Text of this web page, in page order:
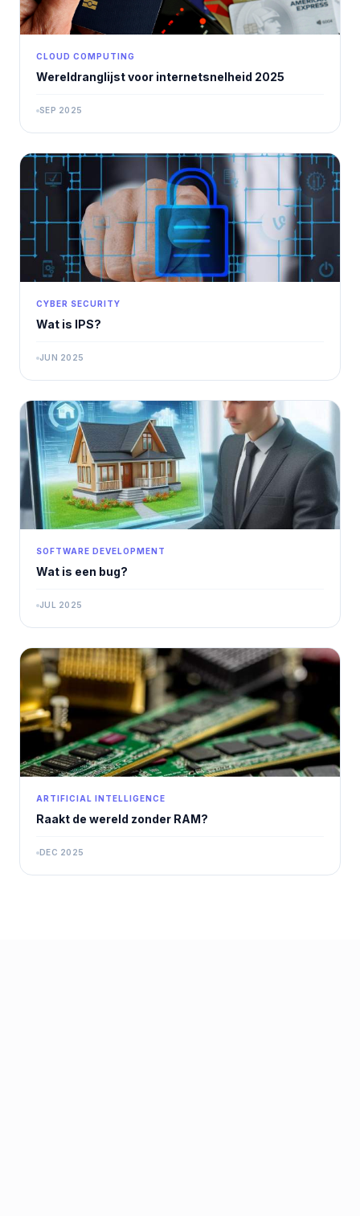
CLOUD COMPUTING
Wereldranglijst voor internetsnelheid 2025
SEP 2025
CYBER SECURITY
Wat is IPS?
JUN 2025
SOFTWARE DEVELOPMENT
Wat is een bug?
JUL 2025
ARTIFICIAL INTELLIGENCE
Raakt de wereld zonder RAM?
DEC 2025